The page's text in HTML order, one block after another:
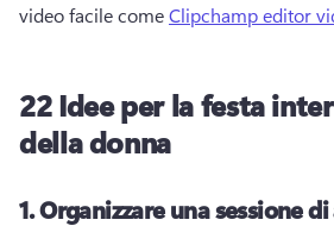
video facile come Clipchamp editor
22 Idee per la festa
della donna
1.Organizzare una sessione